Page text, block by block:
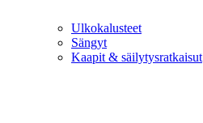
Ulkokalusteet
Sängyt
Kaapit & säilytysratkaisut